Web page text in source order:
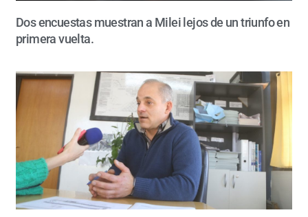
Dos encuestas muestran a Milei lejos de un triunfo en
primera vuelta.